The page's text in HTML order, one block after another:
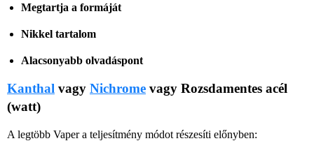
Megtartja a formáját
Nikkel tartalom
Alacsonyabb olvadáspont
Kanthal vagy Nichrome vagy Rozsdamentes acél
(watt)
A legtöbb Vaper a teljesítmény módot részesíti előnyben: